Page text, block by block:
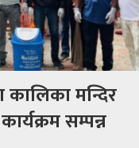
मन्दिर
सम्पन्न